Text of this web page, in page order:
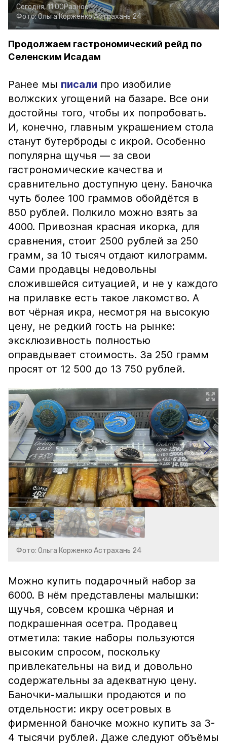
Сегодня, 11:00Разное
Фото:Ольга КорженкоАстрахань 24
Продолжаем гастрономический рейд по
Селенским Исадам
Ранее мы писали про изобилие
волжских угощений на базаре. Все они
достойны того, чтобы их попробовать.
И, конечно, главным украшением стола
станут бутерброды с икрой. Особенно
популярна щучья — за свои
гастрономические качества и
сравнительно доступную цену. Баночка
чуть более 100 граммов обойдётся в
850 рублей. Полкило можно взять за
4000. Привозная красная икорка, для
сравнения, стоит 2500 рублей за 250
грамм, за 10 тысяч отдают килограмм.
Сами продавцы недовольны
сложившейся ситуацией, и не у каждого
на прилавке есть такое лакомство. А
вот чёрная икра, несмотря на высокую
цену, не редкий гость на рынке:
эксклюзивность полностью
оправдывает стоимость. За 250 грамм
просят от 12 500 до 13 750 рублей.
Фото: Ольга Корженко Астрахань 24
Можно купить подарочный набор за
6000. В нём представлены малышки:
щучья, совсем крошка чёрная и
подкрашенная осетра. Продавец
отметила: такие наборы пользуются
высоким спросом, поскольку
привлекательны на вид и довольно
содержательны за адекватную цену.
Баночки-малышки продаются и по
отдельности: икру осетровых в
фирменной баночке можно купить за 3-
4 тысячи рублей. Даже следуют объёмы